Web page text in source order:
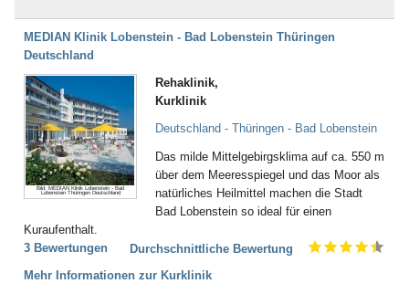
MEDIAN Klinik Lobenstein - Bad Lobenstein Thüringen
Deutschland
Bild: MEDIAN Klinik Lobenstein - Bad
Lobenstein Thüringen Deutschland
Rehaklinik,
Kurklinik
Deutschland - Thüringen - Bad Lobenstein
Das milde Mittelgebirgsklima auf ca. 550 m
über dem Meeresspiegel und das Moor als
natürliches Heilmittel machen die Stadt
Bad Lobenstein so ideal für einen
Kuraufenthalt.
3 Bewertungen
Durchschnittliche Bewertung
Mehr Informationen zur Kurklinik